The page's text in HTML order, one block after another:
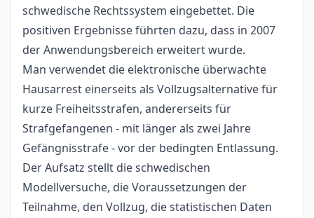
schwedische Rechtssystem eingebettet. Die
positiven Ergebnisse führten dazu, dass in 2007
der Anwendungsbereich erweitert wurde.
Man verwendet die elektronische überwachte
Hausarrest einerseits als Vollzugsalternative für
kurze Freiheitsstrafen, andererseits für
Strafgefangenen - mit länger als zwei Jahre
Gefängnisstrafe - vor der bedingten Entlassung.
Der Aufsatz stellt die schwedischen
Modellversuche, die Voraussetzungen der
Teilnahme, den Vollzug, die statistischen Daten